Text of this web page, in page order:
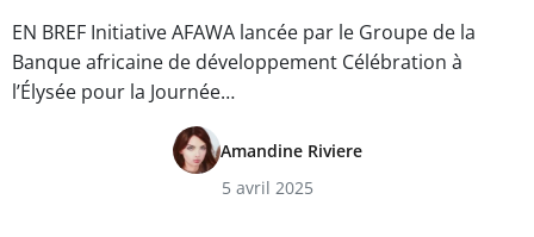
EN BREF Initiative AFAWA lancée par le Groupe de la
Banque africaine de développement Célébration à
l’Élysée pour la Journée…
Amandine Riviere
5 avril 2025